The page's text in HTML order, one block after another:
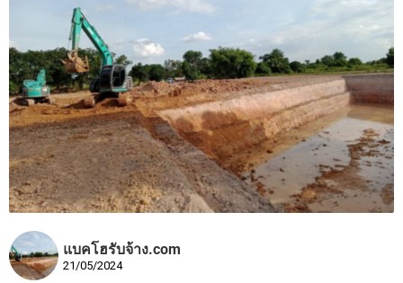
แบคโฮรับจ้าง.com
21/05/2024